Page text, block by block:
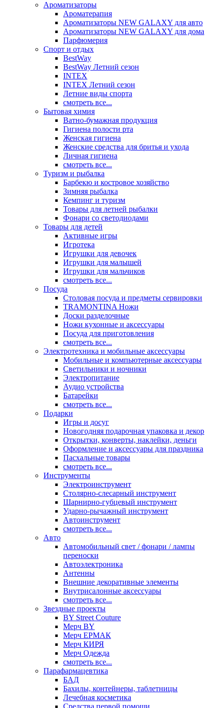
Ароматизаторы
Ароматерапия
Ароматизаторы NEW GALAXY для авто
Ароматизаторы NEW GALAXY для дома
Парфюмерия
Спорт и отдых
BestWay
BestWay Летний сезон
INTEX
INTEX Летний сезон
Летние виды спорта
смотреть все...
Бытовая химия
Ватно-бумажная продукция
Гигиена полости рта
Женская гигиена
Женские средства для бритья и ухода
Личная гигиена
смотреть все...
Туризм и рыбалка
Барбекю и костровое хозяйство
Зимняя рыбалка
Кемпинг и туризм
Товары для летней рыбалки
Фонари со светодиодами
Товары для детей
Активные игры
Игротека
Игрушки для девочек
Игрушки для малышей
Игрушки для мальчиков
смотреть все...
Посуда
Столовая посуда и предметы сервировки
TRAMONTINA Ножи
Доски разделочные
Ножи кухонные и аксессуары
Посуда для приготовления
смотреть все...
Электротехника и мобильные аксессуары
Мобильные и компьютерные аксессуары
Светильники и ночники
Электропитание
Аудио устройства
Батарейки
смотреть все...
Подарки
Игры и досуг
Новогодняя подарочная упаковка и декор
Открытки, конверты, наклейки, деньги
Оформление и аксессуары для праздника
Пасхальные товары
смотреть все...
Инструменты
Электроинструмент
Столярно-слесарный инструмент
Шарнирно-губцевый инструмент
Ударно-рычажный инструмент
Автоинструмент
смотреть все...
Авто
Автомобильный свет / фонари / лампы
переноски
Автоэлектроника
Антенны
Внешние декоративные элементы
Внутрисалонные аксессуары
смотреть все...
Звездные проекты
BY Street Couture
Мерч BY
Мерч ЕРМАК
Мерч КИРЯ
Мерч Одежда
смотреть все...
Парафармацевтика
БАД
Бахилы, контейнеры, таблетницы
Лечебная косметика
Средства первой помощи